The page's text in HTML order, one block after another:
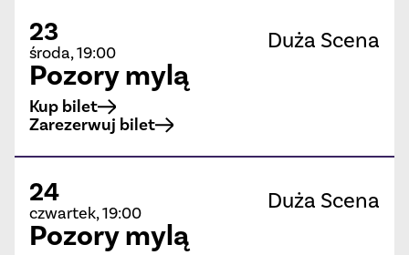
23
środa, 19:00
Pozory mylą
Duża Scena
Kup bilet
Zarezerwuj bilet
24
czwartek, 19:00
Pozory mylą
Duża Scena